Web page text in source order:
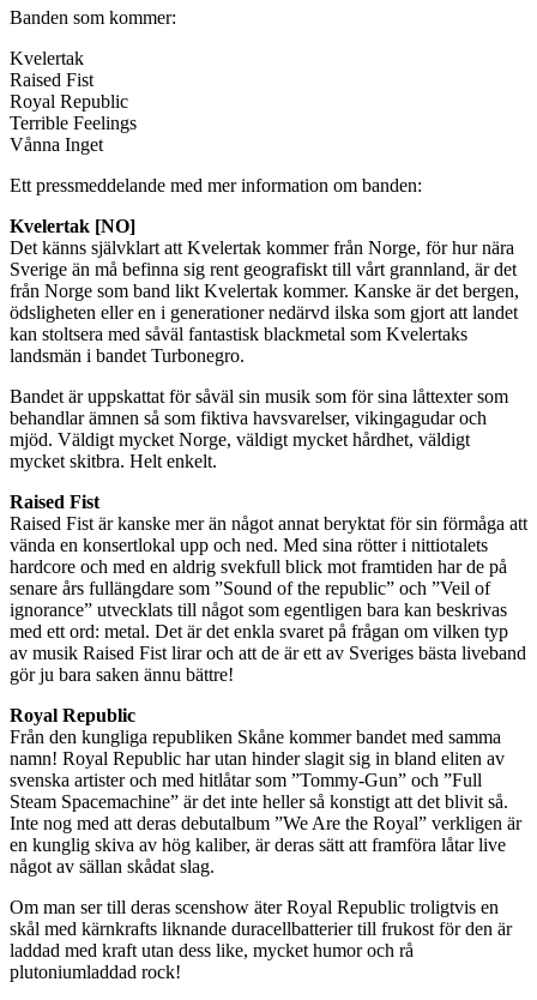
Banden som kommer:
Kvelertak
Raised Fist
Royal Republic
Terrible Feelings
Vånna Inget
Ett pressmeddelande med mer information om banden:
Kvelertak [NO]
Det känns självklart att Kvelertak kommer från Norge, för hur nära
Sverige än må befinna sig rent geografiskt till vårt grannland, är det
från Norge som band likt Kvelertak kommer. Kanske är det bergen,
ödsligheten eller en i generationer nedärvd ilska som gjort att landet
kan stoltsera med såväl fantastisk blackmetal som Kvelertaks
landsmän i bandet Turbonegro.
Bandet är uppskattat för såväl sin musik som för sina låttexter som
behandlar ämnen så som fiktiva havsvarelser, vikingagudar och
mjöd. Väldigt mycket Norge, väldigt mycket hårdhet, väldigt
mycket skitbra. Helt enkelt.
Raised Fist
Raised Fist är kanske mer än något annat beryktat för sin förmåga att
vända en konsertlokal upp och ned. Med sina rötter i nittiotalets
hardcore och med en aldrig svekfull blick mot framtiden har de på
senare års fullängdare som ”Sound of the republic” och ”Veil of
ignorance” utvecklats till något som egentligen bara kan beskrivas
med ett ord: metal. Det är det enkla svaret på frågan om vilken typ
av musik Raised Fist lirar och att de är ett av Sveriges bästa liveband
gör ju bara saken ännu bättre!
Royal Republic
Från den kungliga republiken Skåne kommer bandet med samma
namn! Royal Republic har utan hinder slagit sig in bland eliten av
svenska artister och med hitlåtar som ”Tommy-Gun” och ”Full
Steam Spacemachine” är det inte heller så konstigt att det blivit så.
Inte nog med att deras debutalbum ”We Are the Royal” verkligen är
en kunglig skiva av hög kaliber, är deras sätt att framföra låtar live
något av sällan skådat slag.
Om man ser till deras scenshow äter Royal Republic troligtvis en
skål med kärnkrafts liknande duracellbatterier till frukost för den är
laddad med kraft utan dess like, mycket humor och rå
plutoniumladdad rock!